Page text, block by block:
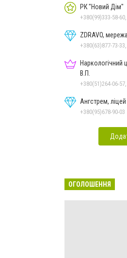
РК "Новий Дім"
+380(99)333-58-
ZDRAVO,
Наркологічний
В.П.
+380(51)264-06-
Ангстрем, ліцей
+380(95)678-90-03
ОГОЛОШЕННЯ